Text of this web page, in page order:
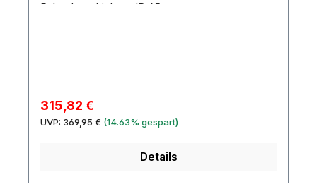
Pulverbeschichtet, IP 65
Verkaufspreis:
315,82 €
UVP: Regulärer Preis:
369,95 € (14.63% gespart)
Details